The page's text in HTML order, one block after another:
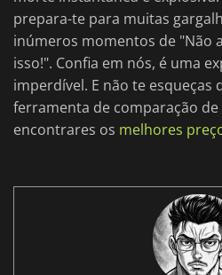
prepara-te para muitas
inúmeros momentos de "Não
isso!". Confia em nós, é uma
imperdível. E não te esqueças
ferramenta de comparação
encontrares os melhores